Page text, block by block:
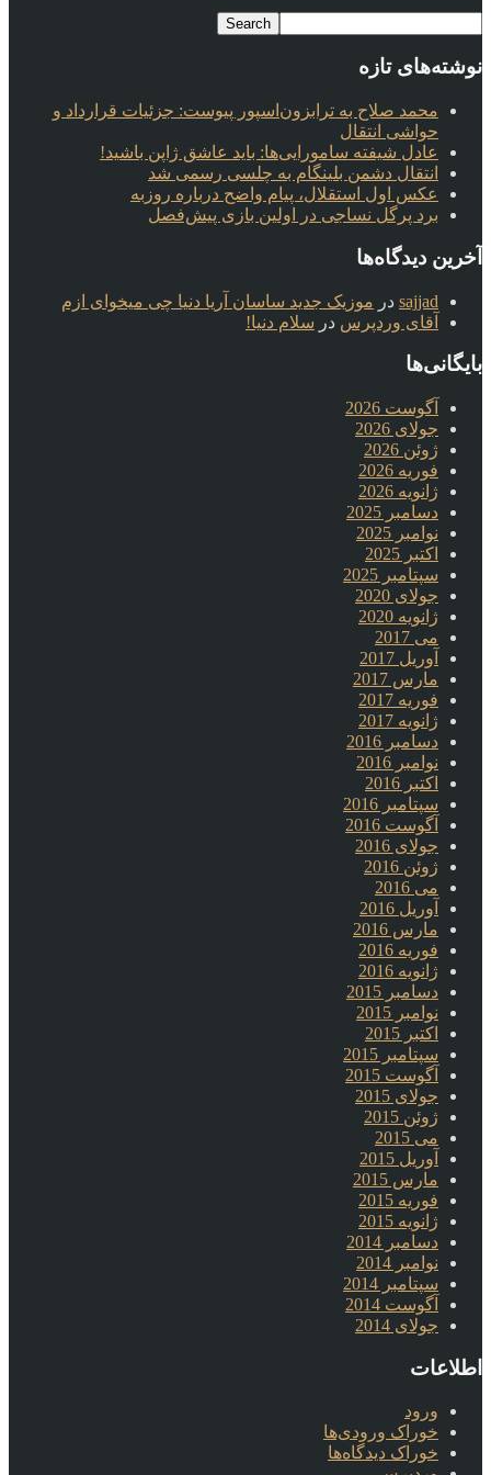
نوشته‌های تازه
محمد صلاح به ترابزون‌اسپور پیوست: جزئیات قرارداد و
حواشی انتقال
عادل شیفته سامورایی‌ها: باید عاشق ژاپن باشید!
انتقال دشمن بلینگام به چلسی رسمی شد
عکس اول استقلال، پیام واضح درباره روزبه
برد پرگل نساجی در اولین بازی پیش‌فصل
آخرین دیدگاه‌ها
sajjad در موزیک جدید ساسان آریا دنیا چی میخوای ازم
آقای وردپرس در سلام دنیا!
بایگانی‌ها
آگوست 2026
جولای 2026
ژوئن 2026
فوریه 2026
ژانویه 2026
دسامبر 2025
نوامبر 2025
اکتبر 2025
سپتامبر 2025
جولای 2020
ژانویه 2020
می 2017
آوریل 2017
مارس 2017
فوریه 2017
ژانویه 2017
دسامبر 2016
نوامبر 2016
اکتبر 2016
سپتامبر 2016
آگوست 2016
جولای 2016
ژوئن 2016
می 2016
آوریل 2016
مارس 2016
فوریه 2016
ژانویه 2016
دسامبر 2015
نوامبر 2015
اکتبر 2015
سپتامبر 2015
آگوست 2015
جولای 2015
ژوئن 2015
می 2015
آوریل 2015
مارس 2015
فوریه 2015
ژانویه 2015
دسامبر 2014
نوامبر 2014
سپتامبر 2014
آگوست 2014
جولای 2014
اطلاعات
ورود
خوراک ورودی‌ها
خوراک دیدگاه‌ها